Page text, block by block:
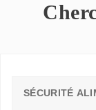
SÉCURITÉ